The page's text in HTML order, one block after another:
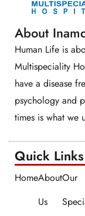
About
Human Life is
Multispeciality
have a disease
psychology and
times is what we
Quick Links​​
HomeAbout
Us
Our